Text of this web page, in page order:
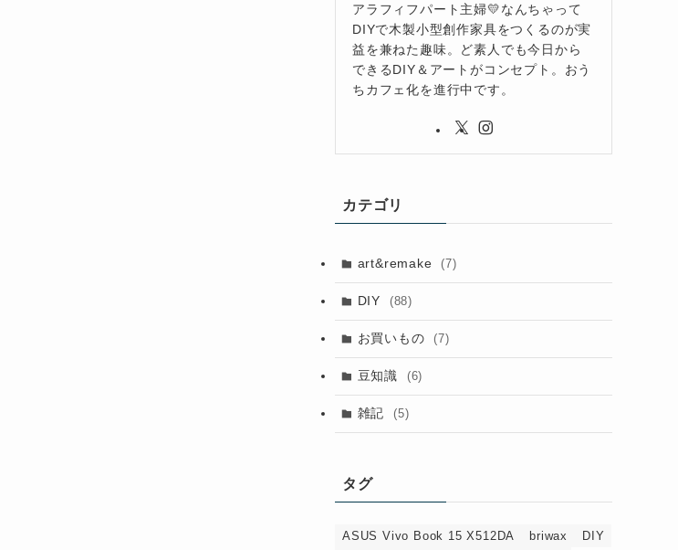
アラフィフパート主婦💛なんちゃって
DIYで木製小型創作家具をつくるのが実
益を兼ねた趣味。ど素人でも今日から
できるDIY＆アートがコンセプト。おう
ちカフェ化を進行中です。
カテゴリ
art&remake (7)
DIY (88)
お買いもの (7)
豆知識 (6)
雑記 (5)
タグ
ASUS Vivo Book 15 X512DA briwax
DIY